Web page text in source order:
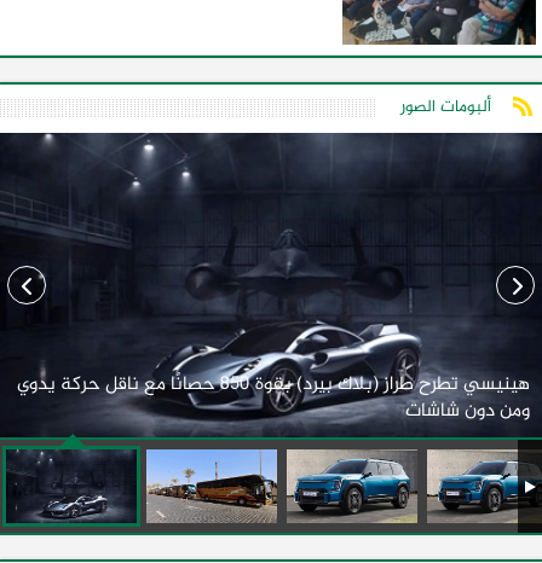
ألبومات الصور
هينيسي تطرح طراز (بلاك بيرد) بقوة 850 حصانًا مع ناقل حركة يدوي
ومن دون شاشات